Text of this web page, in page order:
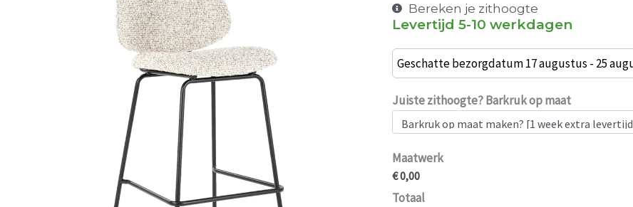
Bereken je zithoogte
Levertijd 5-10 werkdagen
Geschatte bezorgdatum 17 augustus - 25
Juiste zithoogte? Barkruk op maat
Maatwerk
€ 0,00
Totaal
barkruk
zand
66cm
aantal